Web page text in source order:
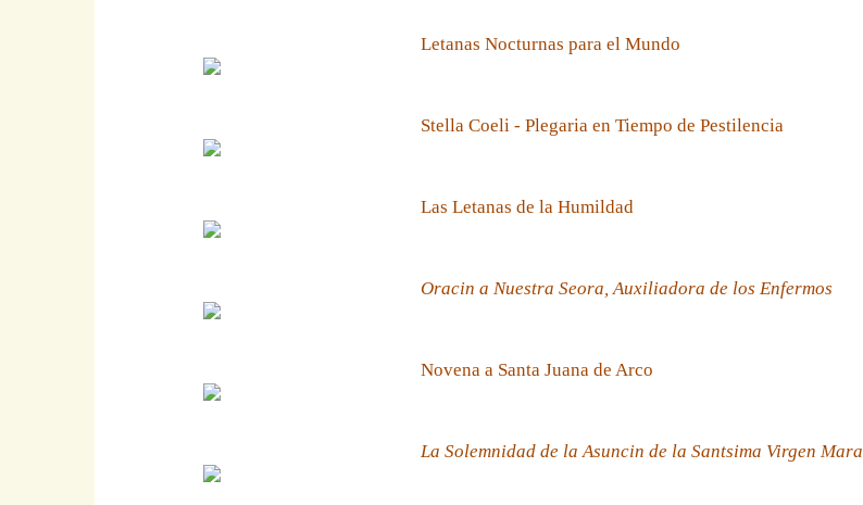
Letanas Nocturnas para el Mundo
Stella Coeli - Plegaria en Tiempo de Pestilencia
Las Letanas de la Humildad
Oracin a Nuestra Seora, Auxiliadora de los Enfermos
Novena a Santa Juana de Arco
La Solemnidad de la Asuncin de la Santsima Virgen Mara